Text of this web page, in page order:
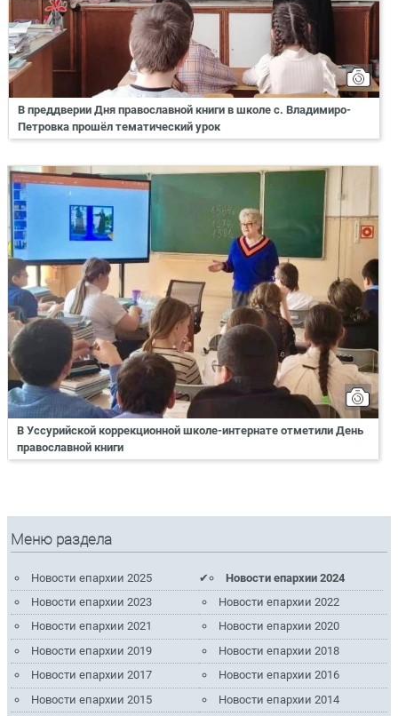
В преддверии Дня православной книги в школе с. Владимиро-
Петровка прошёл тематический урок
В Уссурийской коррекционной школе-интернате отметили День
православной книги
Меню раздела
Новости епархии 2025
Новости епархии 2024
Новости епархии 2023
Новости епархии 2022
Новости епархии 2021
Новости епархии 2020
Новости епархии 2019
Новости епархии 2018
Новости епархии 2017
Новости епархии 2016
Новости епархии 2015
Новости епархии 2014